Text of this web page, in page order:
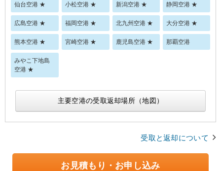
仙台空港 ★ 小松空港 ★ 新潟空港 ★ 静岡空港 ★
広島空港 ★ 福岡空港 ★ 北九州空港 ★ 大分空港 ★
熊本空港 ★ 宮崎空港 ★ 鹿児島空港 ★ 那覇空港
みやこ下地島
空港 ★
主要空港の受取返却場所（地図）
受取と返却について
お見積もり・お申し込み